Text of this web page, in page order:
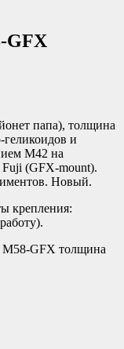
GFX
папа), толщина
геликоидов и
М42 на
Fuji (GFX-mount).
Новый.
крепления:
M58-GFX толщина